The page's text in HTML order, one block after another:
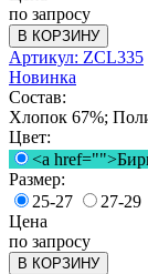
по запросу
В КОРЗИНУ
Артикул: ZCL335
Новинка
Состав:
Хлопок 67%;
Цвет:
<a
Размер:
25-27
27-29
Цена
по запросу
В КОРЗИНУ